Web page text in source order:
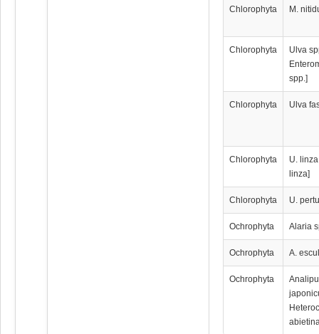
Chlorophyta M.
Chlorophyta
Ulva
spp.]
Chlorophyta Ulva
Chlorophyta
U.
linza]
Chlorophyta U.
Ochrophyta Alaria
Ochrophyta A.
Ochrophyta